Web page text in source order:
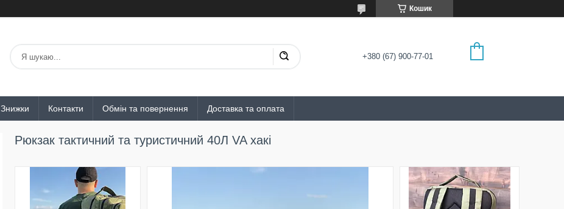
Кошик
+380 (67) 900-77-01
Знижки Контакти Обмін та повернення Доставка та оплата
Рюкзак тактичний та туристичний 40Л VA хакі